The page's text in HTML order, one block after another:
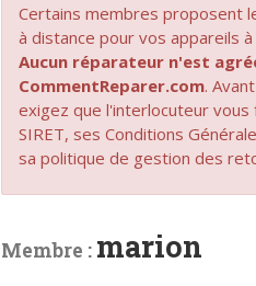
Certains membres proposent
à distance pour vos appareils
Aucun réparateur n'est
CommentReparer.com.
exigez que l'interlocuteur
SIRET, ses Conditions
sa politique de gestion des
Membre : marion